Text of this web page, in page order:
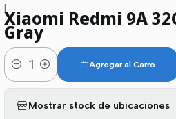
|Xiaomi Redmi 9A
Gray
Cantidad
Agregar al Carro
Mostrar stock de ubicaciones